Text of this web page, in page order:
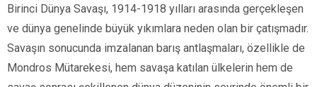
Birinci Dünya Savaşı, 1914-1918 yılları arasında gerçekleşen
ve dünya genelinde büyük yıkımlara neden olan bir çatışmadır.
Savaşın sonucunda imzalanan barış antlaşmaları, özellikle de
Mondros Mütarekesi, hem savaşa katılan ülkelerin hem de